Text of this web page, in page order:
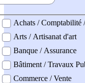
professionel
Achats / Comptabilité
Arts / Artisanat d'art
Banque / Assurance
Bâtiment / Travaux
Commerce / Vente